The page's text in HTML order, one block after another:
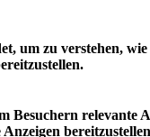
um zu verstehen,
Besuchern relevante